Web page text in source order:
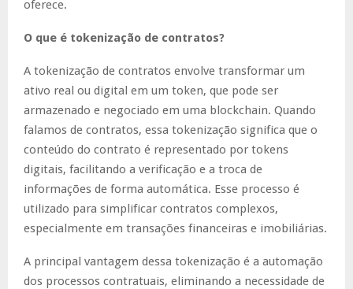
oferece.
O que é tokenização de contratos?
A tokenização de contratos envolve transformar um
ativo real ou digital em um token, que pode ser
armazenado e negociado em uma blockchain. Quando
falamos de contratos, essa tokenização significa que o
conteúdo do contrato é representado por tokens
digitais, facilitando a verificação e a troca de
informações de forma automática. Esse processo é
utilizado para simplificar contratos complexos,
especialmente em transações financeiras e imobiliárias.
A principal vantagem dessa tokenização é a automação
dos processos contratuais, eliminando a necessidade de